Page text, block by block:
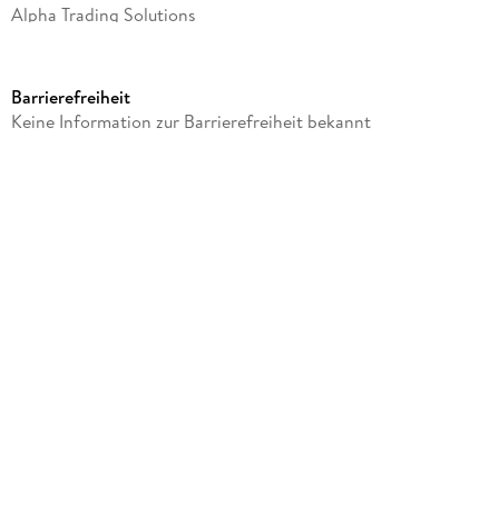
Alpha Trading Solutions
Gewicht
Barrierefreiheit
Keine Information zur Barrierefreiheit bekannt